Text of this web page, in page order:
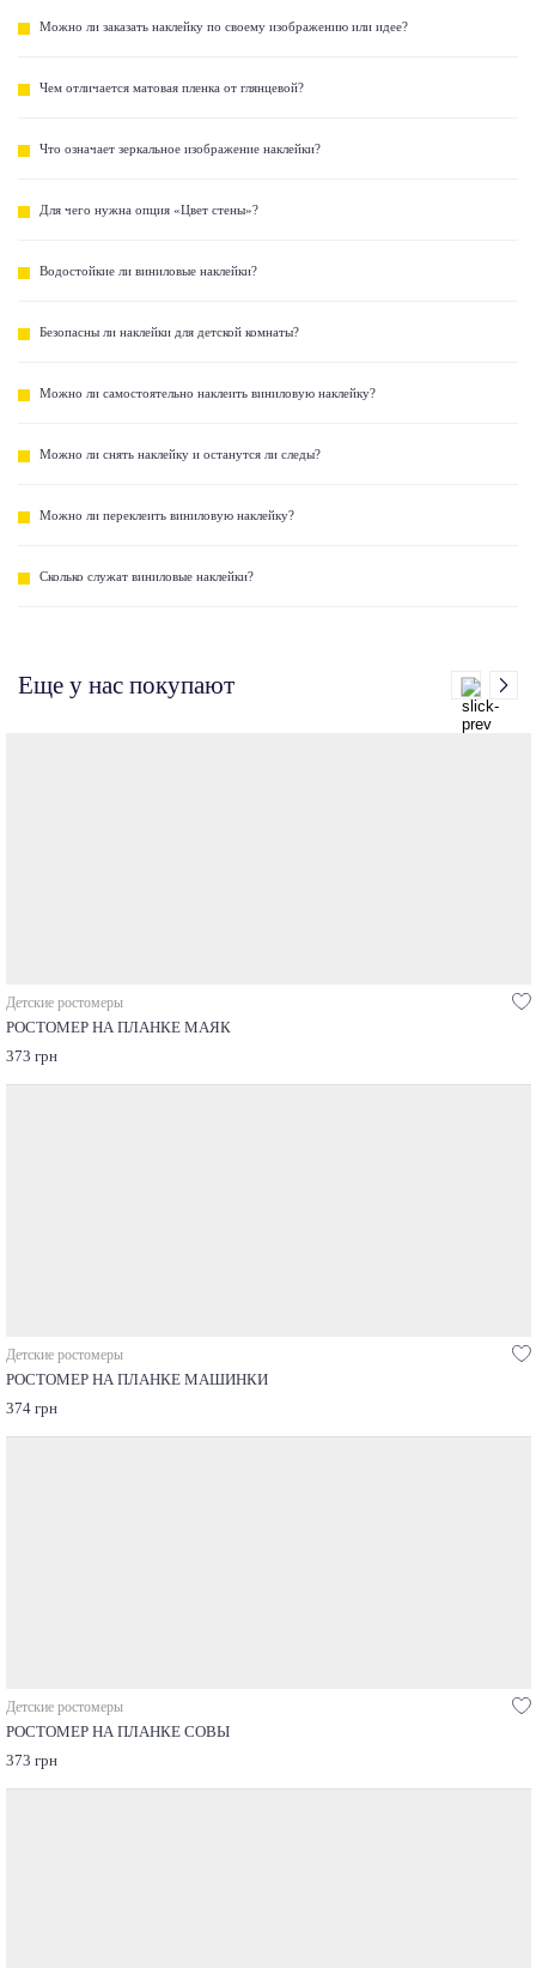
Можно ли заказать наклейку по своему изображению или идее?
Чем отличается матовая пленка от глянцевой?
Что означает зеркальное изображение наклейки?
Для чего нужна опция «Цвет стены»?
Водостойкие ли виниловые наклейки?
Безопасны ли наклейки для детской комнаты?
Можно ли самостоятельно наклеить виниловую наклейку?
Можно ли снять наклейку и останутся ли следы?
Можно ли переклеить виниловую наклейку?
Сколько служат виниловые наклейки?
Еще у нас покупают
Детские ростомеры
РОСТОМЕР НА ПЛАНКЕ МАЯК
373 грн
Детские ростомеры
РОСТОМЕР НА ПЛАНКЕ МАШИНКИ
374 грн
Детские ростомеры
РОСТОМЕР НА ПЛАНКЕ СОВЫ
373 грн